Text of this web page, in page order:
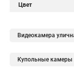
Цвет
Видеокамера
Купольные камеры